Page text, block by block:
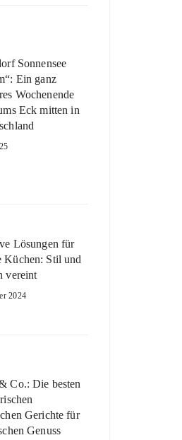
Sonnensee
Ein ganz
Wochenende
Eck mitten in
Lösungen für
Küchen: Stil und
vereint
2024
Co.: Die besten
Gerichte für
Genuss